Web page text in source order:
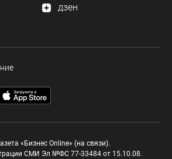
дзен
«Бизнес Online» (на связи).
СМИ Эл №ФС 77-33484 от 15.10.08.